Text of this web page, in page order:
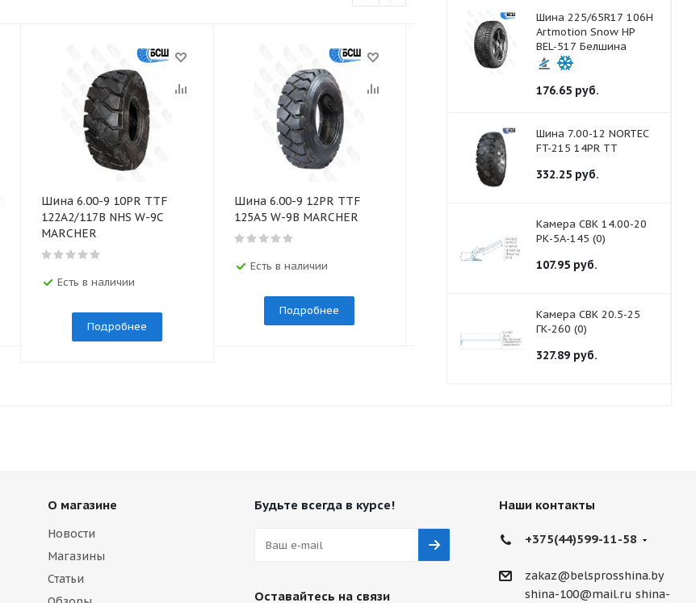
Шина 6.00-9 10PR TTF
122A2/117B NHS W-9C
MARCHER
Есть в наличии
Подробнее
Шина 6.00-9 12PR TTF
125A5 W-9B MARCHER
Есть в наличии
Подробнее
под заказ
215 10PR TT
Шина 225/65R17 106H
Artmotion Snow HP
BEL-517 Белшина
176.65 руб.
Шина 7.00-12 NORTEC
FT-215 14PR ТТ
332.25 руб.
Камера СВК 14.00-20
РК-5А-145 (0)
107.95 руб.
Камера СВК 20.5-25
ГК-260 (0)
327.89 руб.
О магазине
Новости
Магазины
Статьи
Будьте всегда в курсе!
Оставайтесь на связи
Наши контакты
+375(44)599-11-58
zakaz@belsprosshina.by
shina-100@mail.ru shina-